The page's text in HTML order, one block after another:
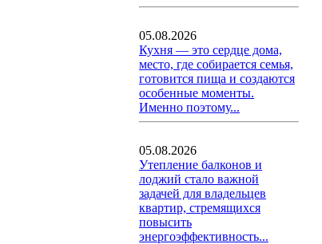
05.08.2026
Кухня — это сердце дома,
место, где собирается семья,
готовится пища и создаются
особенные моменты.
Именно поэтому...
05.08.2026
Утепление балконов и
лоджий стало важной
задачей для владельцев
квартир, стремящихся
повысить
энергоэффективность...